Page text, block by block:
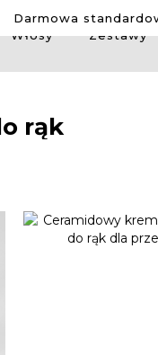
Darmowa
Włosy Zestawy
rąk